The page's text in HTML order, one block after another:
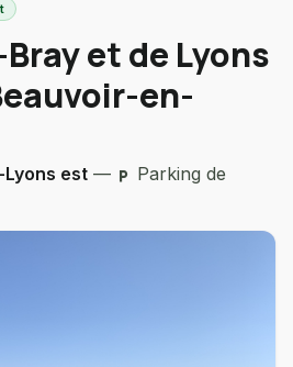
et de Lyons
en-
est — local_parking
Parking de